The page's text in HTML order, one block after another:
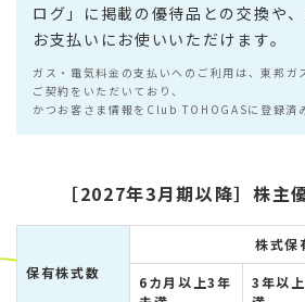
ログ」に掲載の優待品との交換や
お支払いにお使いいただけます。
ガス・電気料金の支払いへのご利用は、東邦ガ
ご契約をいただいており、
かつお客さま情報をClub TOHOGASに登録済
［2027年3月期以降］株主
保有株式数
株式保
6カ月以上3年
3年以